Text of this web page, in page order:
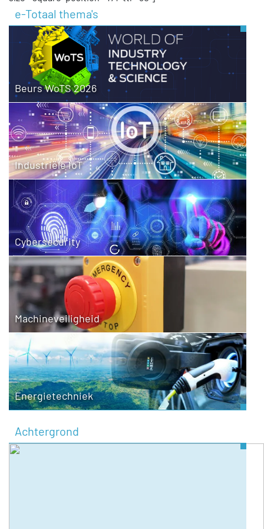
e-Totaal thema's
Beurs WoTS 2026
Industriële IoT
Cybersecurity
Machineveiligheid
Energietechniek
Achtergrond